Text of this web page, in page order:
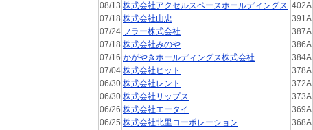
08/13 株式会社アクセルスペースホールディングス 402A
07/18 株式会社山忠 391A
07/24 フラー株式会社 387A
07/18 株式会社みのや 386A
07/16 かがやきホールディングス株式会社 384A
07/04 株式会社ヒット 378A
06/30 株式会社レント 372A
06/30 株式会社リップス 373A
06/26 株式会社エータイ 369A
06/25 株式会社北里コーポレーション 368A